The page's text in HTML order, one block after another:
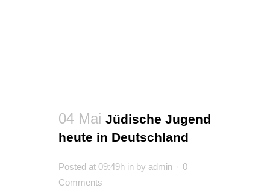
04 Mai Jüdische Jugend
heute in Deutschland
Posted at 09:49h in by admin
0
Comments